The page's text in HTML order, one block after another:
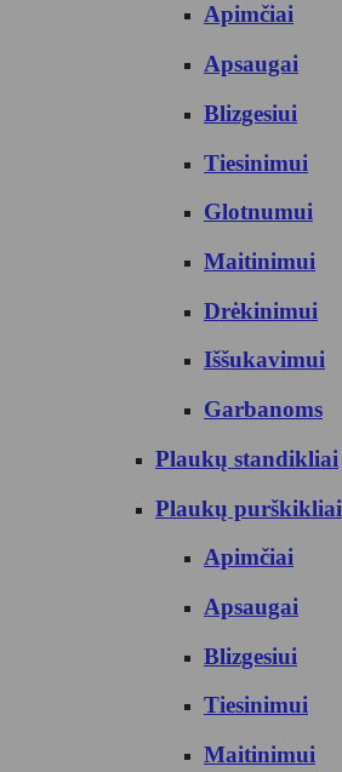
Apimčiai
Apsaugai
Blizgesiui
Tiesinimui
Glotnumui
Maitinimui
Drėkinimui
Iššukavimui
Garbanoms
Plaukų standikliai
Plaukų purškikliai
Apimčiai
Apsaugai
Blizgesiui
Tiesinimui
Maitinimui